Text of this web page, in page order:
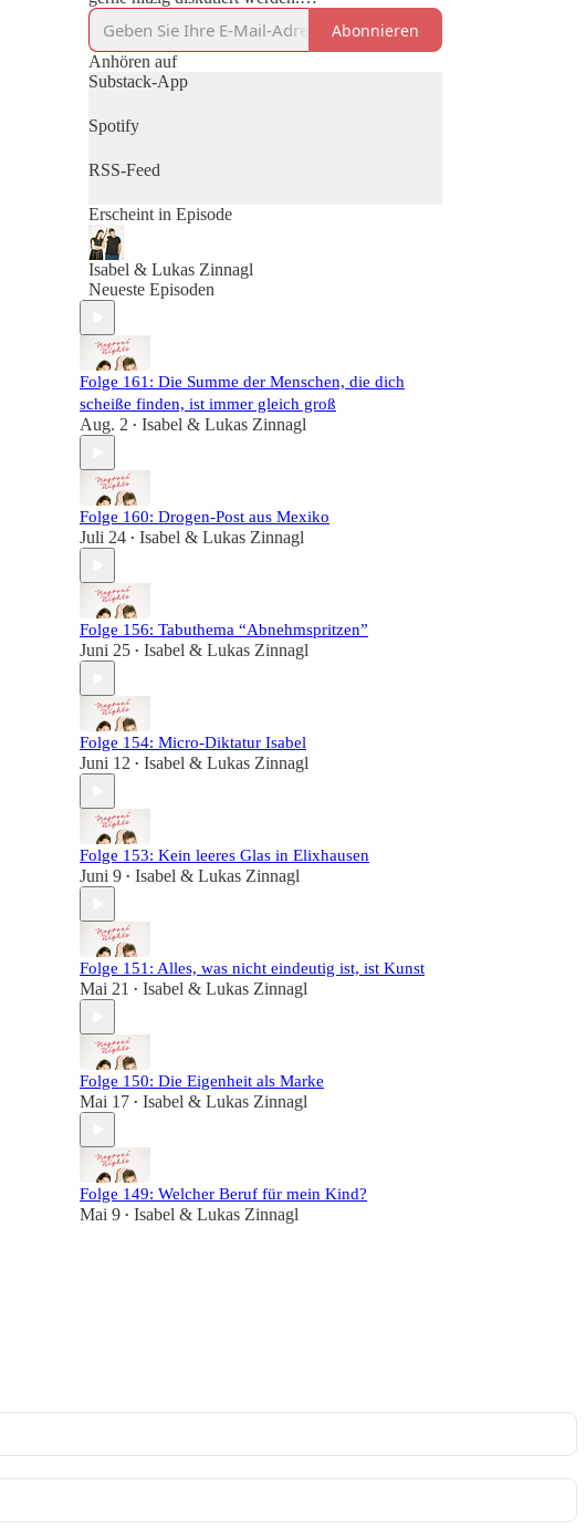
Die beiden (Wahl)-Wiener teilen ihre Ansichten zu
Prinzipen und Modellen, die unsere Welt & Zeit
prägen und lassen ihren Gedanken freien Lauf.
Auch Alltagsgeschichten haben ihren Platz: Ob
Pokémon Deals, ihr Kofferstangen Dilemma, oder
ihre hollywoodreife Kennenlern-Story, im Hause
jedenfalls nicht so schnell langweilig.
Als stille:r Zuhörer:in der beiden findet man sich
oft selbst in der einen oder anderen Diskussion
wieder. Ein Podcast, der nicht nur unterhält,
sondern zum Schmunzeln und Nachdenken
anregt.
Abonnieren
Anhören auf
Substack-App
Spotify
RSS-Feed
Erscheint in Episode
Isabel & Lukas Zinnagl
Neueste Episoden
Folge 161: Die Summe der Menschen, die dich
scheiße finden, ist immer gleich groß
Aug. 2 • Isabel & Lukas Zinnagl
Folge 160: Drogen-Post aus Mexiko
Juli 24 • Isabel & Lukas Zinnagl
Folge 156: Tabuthema “Abnehmspritzen”
Juni 25 • Isabel & Lukas Zinnagl
Folge 154: Micro-Diktatur Isabel
Juni 12 • Isabel & Lukas Zinnagl
Folge 153: Kein leeres Glas in Elixhausen
Juni 9 • Isabel & Lukas Zinnagl
Folge 151: Alles, was nicht eindeutig ist, ist Kunst
Mai 21 • Isabel & Lukas Zinnagl
Folge 150: Die Eigenheit als Marke
Mai 17 • Isabel & Lukas Zinnagl
Folge 149: Welcher Beruf für mein Kind?
Mai 9 • Isabel & Lukas Zinnagl